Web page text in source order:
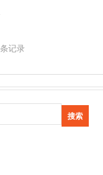
条记录